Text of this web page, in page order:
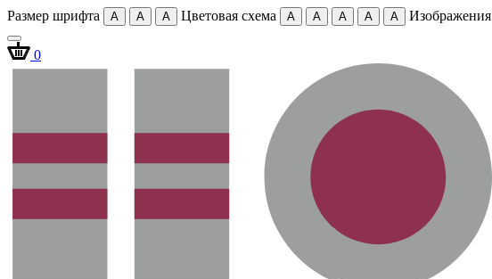
Размер шрифта A A A Цветовая схема A A A A A Изображения
0